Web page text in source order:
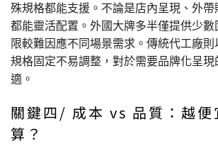
殊規格都能支援。不論是店內呈現、外帶
都能靈活配置。外國大牌多半僅提供少
限較難因應不同場景需求。傳統代工廠則
規格固定不易調整，對於需要品牌化呈
適。
關鍵四/ 成本 vs 品質：越便
算？